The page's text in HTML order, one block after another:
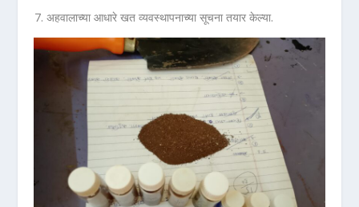
अहवालाच्या आधारे खत व्यवस्थापनाच्या सूचना तयार केल्या.